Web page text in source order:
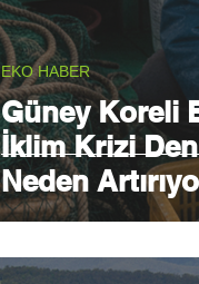
Güney Koreli
İklim Krizi
Neden
EKO HABER